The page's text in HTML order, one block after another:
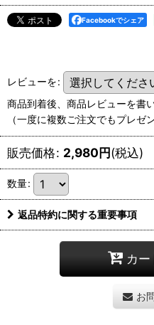
Facebookでシェア
レビューを:
商品到着後、商品レビューを書
（一度に複数ご注文でもプレゼ
販売価格: 2,980円(税込)
数量:
返品特約に関する重要事項
カー
お